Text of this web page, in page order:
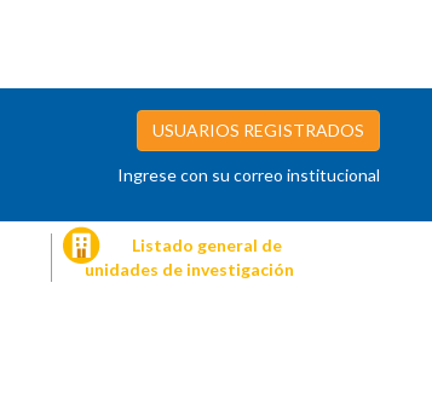
USUARIOS REGISTRADOS
Ingrese con su correo institucional
Listado general de
unidades de investigación